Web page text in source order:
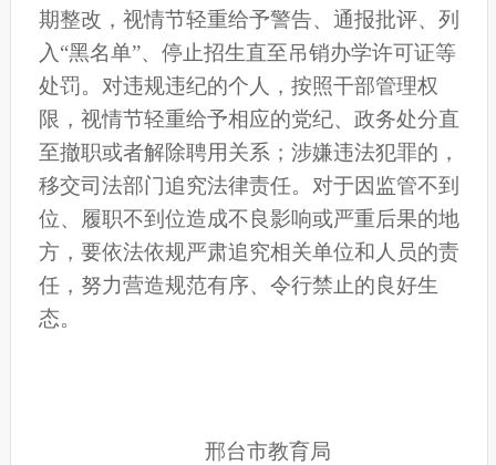
期整改，视情节轻重给予警告、通报批评、列
入“黑名单”、停止招生直至吊销办学许可证等
处罚。对违规违纪的个人，按照干部管理权
限，视情节轻重给予相应的党纪、政务处分直
至撤职或者解除聘用关系；涉嫌违法犯罪的，
移交司法部门追究法律责任。对于因监管不到
位、履职不到位造成不良影响或严重后果的地
方，要依法依规严肃追究相关单位和人员的责
任，努力营造规范有序、令行禁止的良好生
态。
邢台市教育局